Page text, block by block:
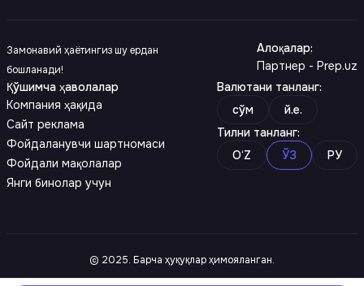
Замонавий ҳаётингиз шу ердан
бошланади!
Алоқалар:
Партнер - Prep.uz
Қўшимча ҳаволалар
Компания ҳақида
Сайт реклама
Фойдаланувчи шартномаси
Фойдали мақолалар
Янги бинолар учун
Валютани танланг:
сўм
й.е.
Тилни танланг:
O‘Z
ЎЗ РУ
© 2025. Барча ҳуқуқлар ҳимояланган.